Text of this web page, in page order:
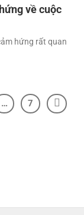
về cuộc
hứng rất quan
… 7